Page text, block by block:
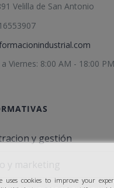
Velilla de San Antonio
a Viernes: 8:00 AM - 18:00 PM
y gestión
uses cookies to improve your